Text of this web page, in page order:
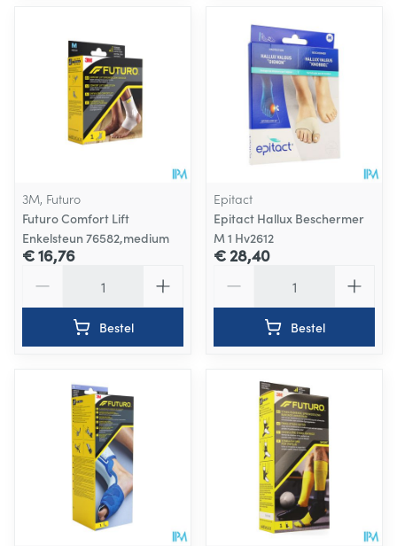
3M, Futuro
Futuro Comfort Lift
Enkelsteun 76582,medium
€ 16,76
Bestel
Epitact
Epitact Hallux Beschermer
M 1 Hv2612
€ 28,40
Bestel